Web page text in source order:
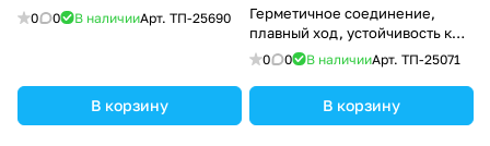
0 0 В наличииАрт. ТП-25690
В корзину
Герметичное соединение,
плавный ход, устойчивость к
царапинам
0 0 В наличииАрт. ТП-25071
В корзину